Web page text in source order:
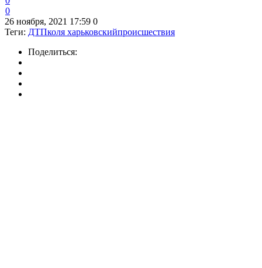
0
26 ноября, 2021 17:59 0
Теги: ДТПколя харьковскийпроисшествия
Поделиться: